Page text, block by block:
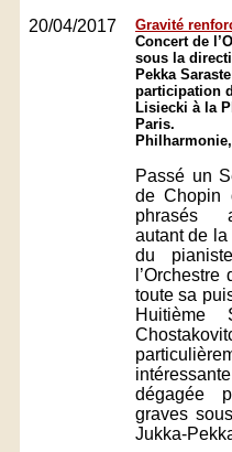
20/04/2017
Gravité
Concert de
sous la
Pekka
participation
Lisiecki à la
Paris.
Passé un
de Chopin
phrasés
autant de la
du
toute sa
Huitième
dégagée
graves
Jukka-